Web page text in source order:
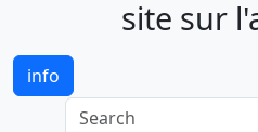
site sur
info